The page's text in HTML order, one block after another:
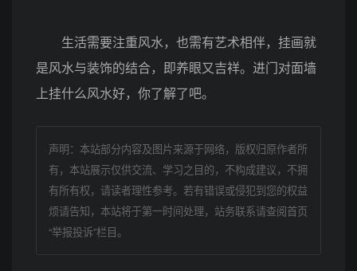
生活需要注重风水，也需有艺术相伴，挂画就
是风水与装饰的结合，即养眼又吉祥。进门对面墙
上挂什么风水好，你了解了吧。
声明：本站部分内容及图片来源于网络，版权归原作者所
有，本站展示仅供交流、学习之目的，不构成建议，不拥
有所有权，请读者理性参考。若有错误或侵犯到您的权益
烦请告知，本站将于第一时间处理，站务联系请查阅首页
“举报投诉”栏目。